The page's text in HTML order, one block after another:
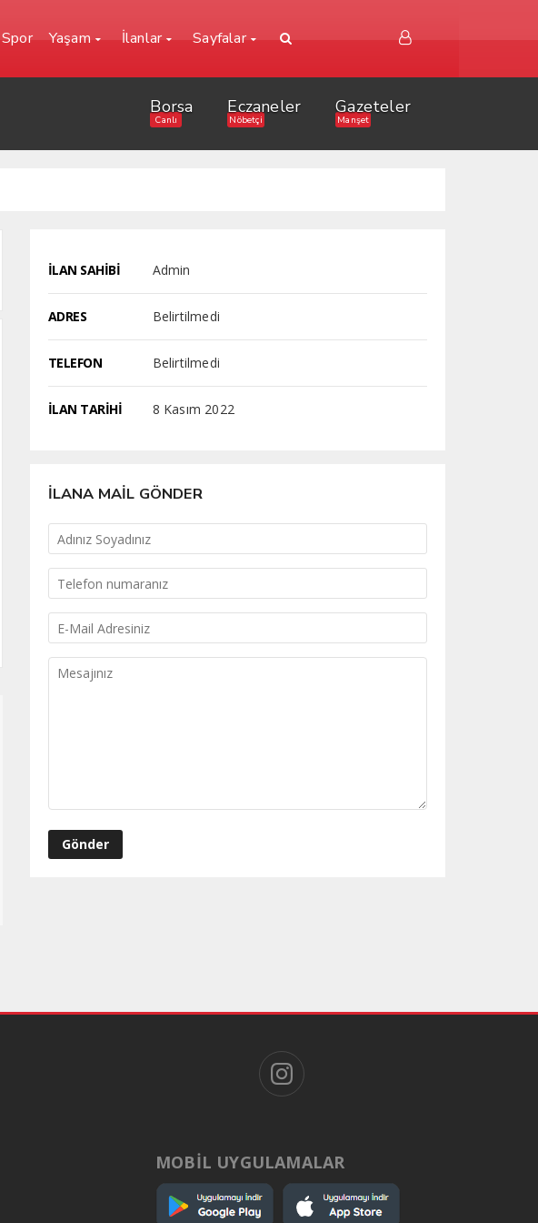
Spor Yaşam İlanlar Sayfalar
Borsa
Canlı
Eczaneler
Nöbetçi
Gazeteler
Manşet
İLAN SAHİBİ Admin
ADRES Belirtilmedi
TELEFON Belirtilmedi
İLAN TARİHİ 8 Kasım 2022
İLANA MAİL GÖNDER
MOBİL UYGULAMALAR